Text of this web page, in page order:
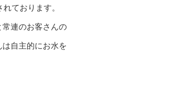
ております。
連のお客さんの
自主的にお水を